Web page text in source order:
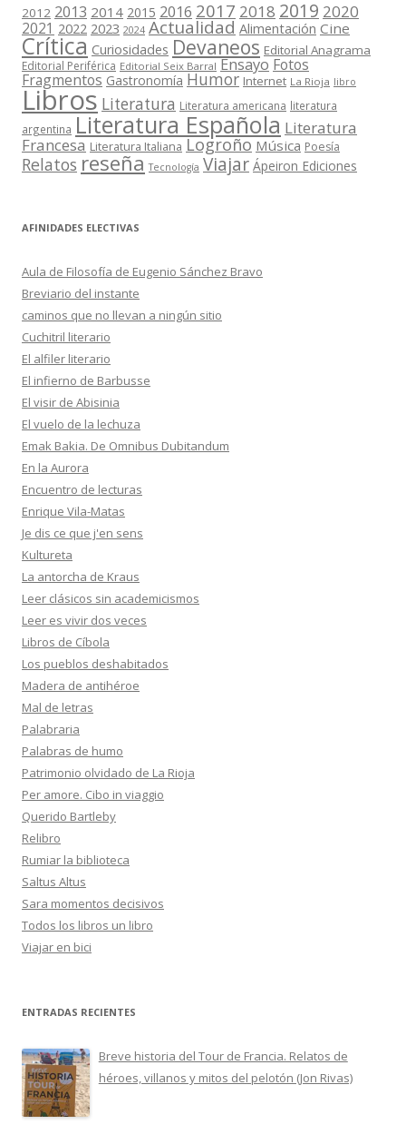
2012 2013 2014 2015 2016 2017 2018 2019 2020
2021 2022 2023 2024 Actualidad Alimentación Cine
Crítica Curiosidades Devaneos Editorial Anagrama
Editorial Periférica Editorial Seix Barral Ensayo Fotos
Fragmentos Gastronomía Humor Internet La Rioja libro
Libros Literatura Literatura americana literatura
argentina Literatura Española Literatura
Francesa Literatura Italiana Logroño Música Poesía
Relatos reseña Tecnología Viajar Ápeiron Ediciones
AFINIDADES ELECTIVAS
Aula de Filosofía de Eugenio Sánchez Bravo
Breviario del instante
caminos que no llevan a ningún sitio
Cuchitril literario
El alfiler literario
El infierno de Barbusse
El visir de Abisinia
El vuelo de la lechuza
Emak Bakia. De Omnibus Dubitandum
En la Aurora
Encuentro de lecturas
Enrique Vila-Matas
Je dis ce que j'en sens
Kultureta
La antorcha de Kraus
Leer clásicos sin academicismos
Leer es vivir dos veces
Libros de Cíbola
Los pueblos deshabitados
Madera de antihéroe
Mal de letras
Palabraria
Palabras de humo
Patrimonio olvidado de La Rioja
Per amore. Cibo in viaggio
Querido Bartleby
Relibro
Rumiar la biblioteca
Saltus Altus
Sara momentos decisivos
Todos los libros un libro
Viajar en bici
ENTRADAS RECIENTES
Breve historia del Tour de Francia. Relatos de
héroes, villanos y mitos del pelotón (Jon Rivas)